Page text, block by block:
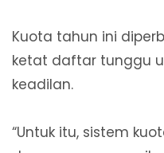
Kuota tahun ini
ketat daftar tunggu
keadilan.
“Untuk itu, sistem